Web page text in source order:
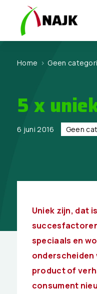
Home > Geen
5 x
6 juni 2016 Geen
Uniek zijn, dat
speciaals en
onderscheiden
product of
consument